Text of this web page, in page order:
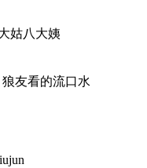
姑八大姨
友看的流口水